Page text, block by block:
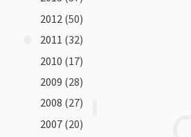
2012 (50)
2011 (32)
2010 (17)
2009 (28)
2008 (27)
2007 (20)